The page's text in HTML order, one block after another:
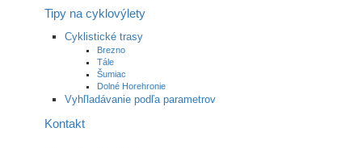
Tipy na cyklovýlety
Cyklistické trasy
Brezno
Tále
Šumiac
Dolné Horehronie
Vyhľladávanie podľa parametrov
Kontakt